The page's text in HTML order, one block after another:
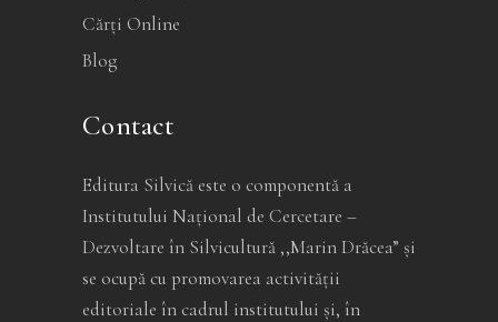
Cărți Online
Blog
Contact
Editura Silvică este o componentă a
Institutului Național de Cercetare –
Dezvoltare în Silvicultură ,,Marin Drăcea” și
se ocupă cu promovarea activității
editoriale în cadrul institutului și, în